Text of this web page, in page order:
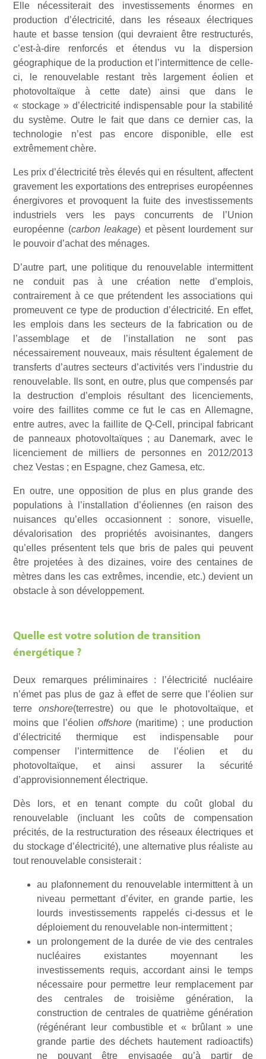
Elle nécessiterait des investissements énormes en
production d’électricité, dans les réseaux électriques
haute et basse tension (qui devraient être restructurés,
c’est-à-dire renforcés et étendus vu la dispersion
géographique de la production et l’intermittence de celle-
ci, le renouvelable restant très largement éolien et
photovoltaïque à cette date) ainsi que dans le
« stockage » d’électricité indispensable pour la stabilité
du système. Outre le fait que dans ce dernier cas, la
technologie n’est pas encore disponible, elle est
extrêmement chère.
Les prix d’électricité très élevés qui en résultent, affectent
gravement les exportations des entreprises européennes
énergivores et provoquent la fuite des investissements
industriels vers les pays concurrents de l’Union
européenne (carbon leakage) et pèsent lourdement sur
le pouvoir d’achat des ménages.
D’autre part, une politique du renouvelable intermittent
ne conduit pas à une création nette d’emplois,
contrairement à ce que prétendent les associations qui
promeuvent ce type de production d’électricité. En effet,
les emplois dans les secteurs de la fabrication ou de
l’assemblage et de l’installation ne sont pas
nécessairement nouveaux, mais résultent également de
transferts d’autres secteurs d’activités vers l’industrie du
renouvelable. Ils sont, en outre, plus que compensés par
la destruction d’emplois résultant des licenciements,
voire des faillites comme ce fut le cas en Allemagne,
entre autres, avec la faillite de Q-Cell, principal fabricant
de panneaux photovoltaïques ; au Danemark, avec le
licenciement de milliers de personnes en 2012/2013
chez Vestas ; en Espagne, chez Gamesa, etc.
En outre, une opposition de plus en plus grande des
populations à l’installation d’éoliennes (en raison des
nuisances qu’elles occasionnent : sonore, visuelle,
dévalorisation des propriétés avoisinantes, dangers
qu’elles présentent tels que bris de pales qui peuvent
être projetées à des dizaines, voire des centaines de
mètres dans les cas extrêmes, incendie, etc.) devient un
obstacle à son développement.
Quelle est votre solution de transition
énergétique ?
Deux remarques préliminaires : l’électricité nucléaire
n’émet pas plus de gaz à effet de serre que l’éolien sur
terreonshore(terrestre) ou que le photovoltaïque, et
moins que l’éolien offshore(maritime) ; une production
d’électricité thermique est indispensable pour
compenser l’intermittence de l’éolien et du
photovoltaïque, et ainsi assurer la sécurité
d’approvisionnement électrique.
Dès lors, et en tenant compte du coût global du
renouvelable (incluant les coûts de compensation
précités, de la restructuration des réseaux électriques et
du stockage d’électricité), une alternative plus réaliste au
tout renouvelable consisterait :
au plafonnement du renouvelable intermittent à un
niveau permettant d’éviter, en grande partie, les
lourds investissements rappelés ci-dessus et le
déploiement du renouvelable non-intermittent ;
un prolongement de la durée de vie des centrales
nucléaires existantes moyennant les
investissements requis, accordant ainsi le temps
nécessaire pour permettre leur remplacement par
des centrales de troisième génération, la
construction de centrales de quatrième génération
(régénérant leur combustible et « brûlant » une
grande partie des déchets hautement radioactifs)
ne pouvant être envisagée qu’à partir de